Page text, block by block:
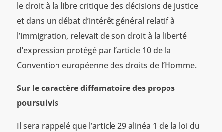
le droit à la libre critique des décisions de justice
et dans un débat d’intérêt général relatif à
l’immigration, relevait de son droit à la liberté
d’expression protégé par l’article 10 de la
Convention européenne des droits de l’Homme.
Sur le caractère diffamatoire des propos
poursuivis
Il sera rappelé que l’article 29 alinéa 1 de la loi du